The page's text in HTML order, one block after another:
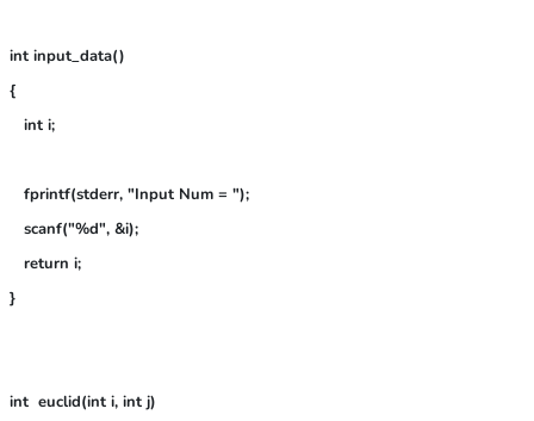
int input_data()
{
int i;
fprintf(stderr, "Input Num = ");
scanf("%d", &i);
return i;
}
int  euclid(int i, int j)